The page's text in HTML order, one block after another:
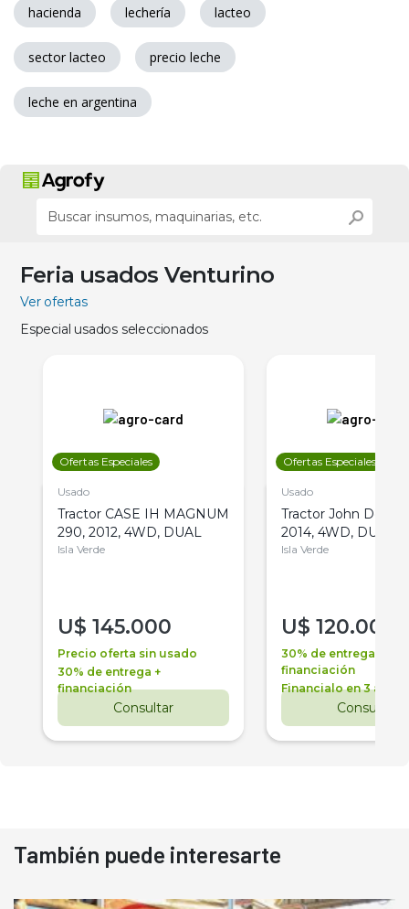
hacienda lechería lacteo
sector lacteo precio leche
leche en argentina
Feria usados Venturino
Ver ofertas
Especial usados seleccionados
Ofertas Especiales
Usado
Tractor CASE IH MAGNUM
290, 2012, 4WD, DUAL
Isla Verde
U$ 145.000
Precio oferta sin usado
30% de entrega +
financiación
Consultar
Ofertas Especiales
Usado
Tractor John Deere
2014, 4WD, DUAL
Isla Verde
U$ 120.000
30% de entrega +
financiación
Financialo en 3 años
Consultar
También puede interesarte